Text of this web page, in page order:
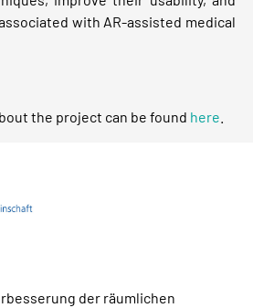
with AR-assisted medical
the project can be found here
der räumlichen